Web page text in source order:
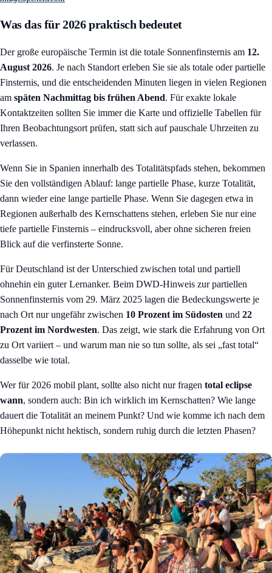
Was das für 2026 praktisch bedeutet
Der große europäische Termin ist die totale Sonnenfinsternis am 12.
August 2026. Je nach Standort erleben Sie sie als totale oder partielle
Finsternis, und die entscheidenden Minuten liegen in vielen Regionen
am späten Nachmittag bis frühen Abend. Für exakte lokale
Kontaktzeiten sollten Sie immer die Karte und offizielle Tabellen für
Ihren Beobachtungsort prüfen, statt sich auf pauschale Uhrzeiten zu
verlassen.
Wenn Sie in Spanien innerhalb des Totalitätspfads stehen, bekommen
Sie den vollständigen Ablauf: lange partielle Phase, kurze Totalität,
dann wieder eine lange partielle Phase. Wenn Sie dagegen etwa in
Regionen außerhalb des Kernschattens stehen, erleben Sie nur eine
tiefe partielle Finsternis – eindrucksvoll, aber ohne sicheren freien
Blick auf die verfinsterte Sonne.
Für Deutschland ist der Unterschied zwischen total und partiell
ohnehin ein guter Lernanker. Beim DWD-Hinweis zur partiellen
Sonnenfinsternis vom 29. März 2025 lagen die Bedeckungswerte je
nach Ort nur ungefähr zwischen 10 Prozent im Südosten und 22
Prozent im Nordwesten. Das zeigt, wie stark die Erfahrung von Ort
zu Ort variiert – und warum man nie so tun sollte, als sei „fast total“
dasselbe wie total.
Wer für 2026 mobil plant, sollte also nicht nur fragen total eclipse
wann, sondern auch: Bin ich wirklich im Kernschatten? Wie lange
dauert die Totalität an meinem Punkt? Und wie komme ich nach dem
Höhepunkt nicht hektisch, sondern ruhig durch die letzten Phasen?